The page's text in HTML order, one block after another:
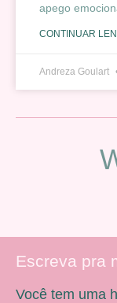
apego
CONTINUAR
Andreza Goulart
Escreva pra
Você tem uma